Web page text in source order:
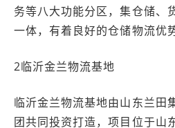
务等八大功能分区，集仓储、
一体，有着良好的仓储物流优势
2临沂金兰物流基地
临沂金兰物流基地由山东兰田
团共同投资打造，项目位于山